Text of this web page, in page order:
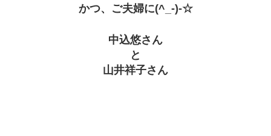
かつ、ご夫婦に(^_-)-☆
中込悠さん
と
山井祥子さん